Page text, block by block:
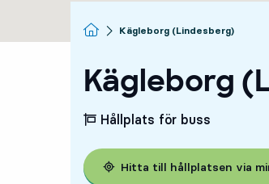
Startsida
Kägleborg (Lindesberg)
Kägleborg
Hållplats för buss
Hitta till hållplatsen via